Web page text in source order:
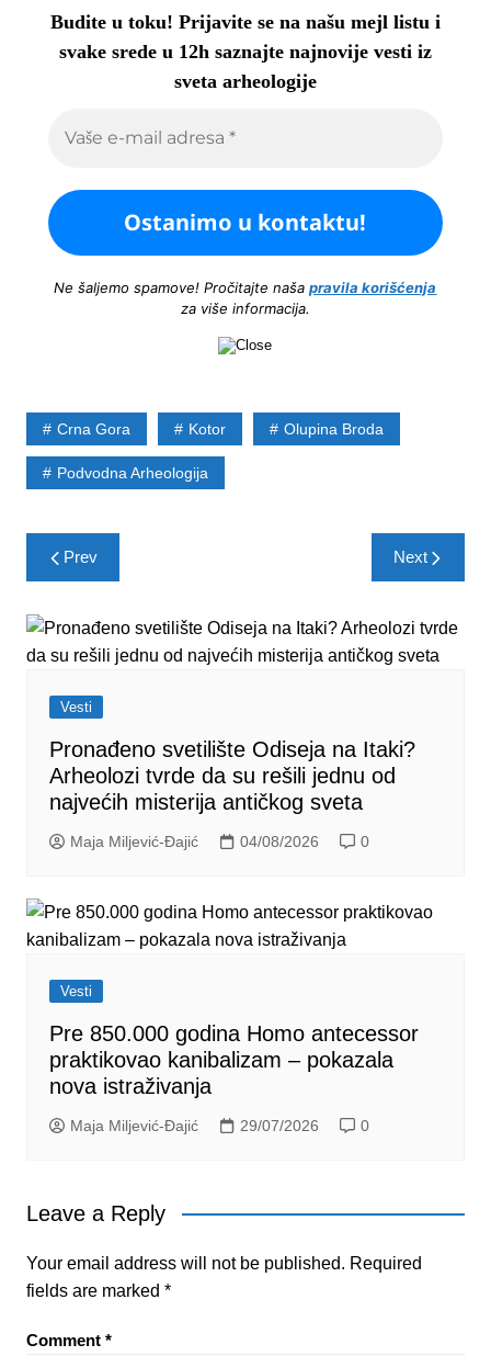
Budite u toku! Prijavite se na našu mejl listu i
svake srede u 12h saznajte najnovije vesti iz
sveta arheologije
Ne šaljemo spamove! Pročitajte našapravila korišćenja
za više informacija.
Crna Gora Kotor Olupina Broda
Podvodna Arheologija
Post
navigation
Prev Next
Vesti
Pronađeno svetilište Odiseja na Itaki?
Arheolozi tvrde da su rešili jednu od
najvećih misterija antičkog sveta
Maja Miljević-Đajić 04/08/2026 0
Vesti
Pre 850.000 godina Homo antecessor
praktikovao kanibalizam – pokazala
nova istraživanja
Maja Miljević-Đajić 29/07/2026 0
Leave a Reply
Your email address will not be published. Required
fields are marked *
Comment *